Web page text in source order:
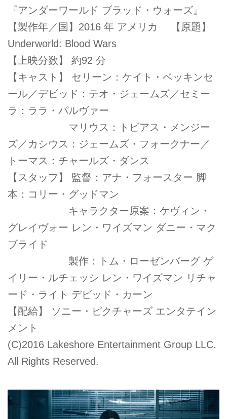
『アンダーワールド ブラッド・ウォーズ』
【製作年／国】2016 年 アメリカ 【原題】
Underworld: Blood Wars
【上映分数】 約92 分
【キャスト】 セリーン：ケイト・ベッキンセ
ール／デビッド：テオ・ジェームズ／セミー
ラ：ララ・パルヴァー
マリウス：トビアス・メンジー
ズ／カシウス：ジェームズ・フォークナー／
トーマス：チャールズ・ダンス
【スタッフ】 監督：アナ・フォースター 脚
本：コリー・グッドマン
キャラクター原案：ケヴィン・
グレイヴォー レン・ワイズマン ダニー・マク
ブライド
製作：トム・ローゼンバーグ ゲ
イリー・ルチェッシ レン・ワイズマン リチャ
ード・ライト デビッド・カーン
【配給】 ソニー・ピクチャーズ エンタテイン
メント
(C)2016 Lakeshore Entertainment Group LLC.
All Rights Reserved.